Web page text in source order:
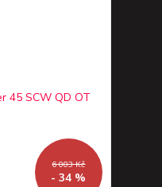
6 003 Kč
- 34 %